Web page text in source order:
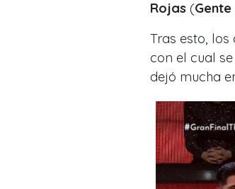
Rojas (
Tras esto,
con el cual
dejó mucha